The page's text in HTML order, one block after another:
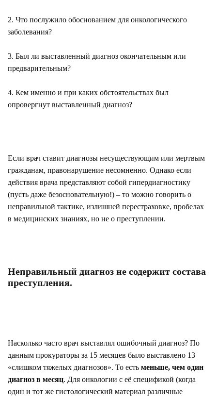
2. Что послужило обоснованием для онкологического
заболевания?
3. Был ли выставленный диагноз окончательным или
предварительным?
4. Кем именно и при каких обстоятельствах был
опровергнут выставленный диагноз?
Если врач ставит диагнозы несуществующим или мертвым
гражданам, правонарушение несомненно. Однако если
действия врача представляют собой гипердиагностику
(пусть даже безосновательную!) – то можно говорить о
неправильной тактике, излишней перестраховке, пробелах
в медицинских знаниях, но не о преступлении.
Неправильный диагноз не содержит состава
преступления.
Насколько часто врач выставлял ошибочный диагноз? По
данным прокураторы за 15 месяцев было выставлено 13
«слишком тяжелых диагнозов». То есть меньше, чем один
диагноз в месяц. Для онкологии с её спецификой (когда
один и тот же гистологический материал различные